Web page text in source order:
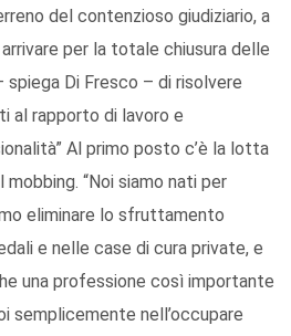
del contenzioso giudiziario, a
per la totale chiusura delle
spiega Di Fresco – di risolvere
al rapporto di lavoro e
Al primo posto c’è la lotta
“Noi siamo nati per
eliminare lo sfruttamento
e nelle case di cura private, e
una professione così importante
semplicemente nell’occupare